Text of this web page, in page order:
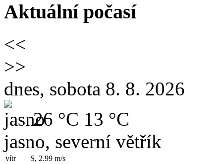
Aktuální počasí
<<
>>
dnes, sobota 8. 8. 2026
26 °C 13 °C
jasno, severní větřík
vítr S, 2.99 m/s